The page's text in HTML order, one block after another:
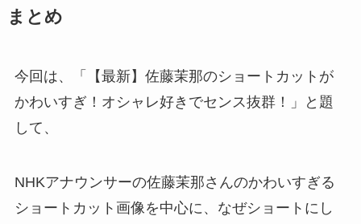
まとめ
今回は、「【最新】佐藤茉那のショートカットが
かわいすぎ！オシャレ好きでセンス抜群！」と題
して、
NHKアナウンサーの佐藤茉那さんのかわいすぎる
ショートカット画像を中心に、なぜショートにし